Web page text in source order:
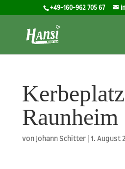
+49-160-962 705 67
Kerbeplatz
Raunheim
von Johann Schitter| 1. August